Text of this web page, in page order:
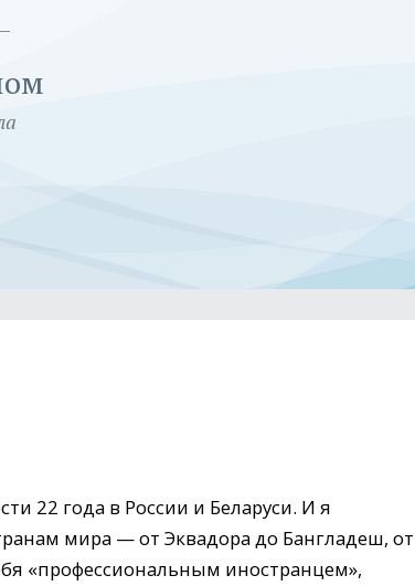
22 года в России и Беларуси. И я
мира — от Эквадора до Бангладеш, от
«профессиональным иностранцем»,